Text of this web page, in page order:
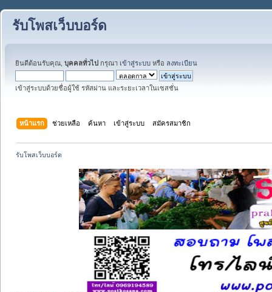
รับโพสเว็บบอร์ด
ยินดีต้อนรับคุณ, บุคคลทั่วไป กรุณา เข้าสู่ระบบ หรือ ลงทะเบียน
เข้าสู่ระบบด้วยชื่อผู้ใช้ รหัสผ่าน และระยะเวลาในเซสชั่น
หน้าแรก ช่วยเหลือ ค้นหา เข้าสู่ระบบ สมัครสมาชิก
รับโพสเว็บบอร์ด